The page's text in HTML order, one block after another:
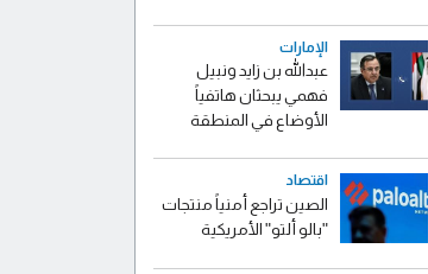
الإمارات
عبدالله بن زايد ونبيل
فهمي يبحثان هاتفياً
الأوضاع في المنطقة
اقتصاد
الصين تراجع أمنياً منتجات
"بالو ألتو" الأمريكية